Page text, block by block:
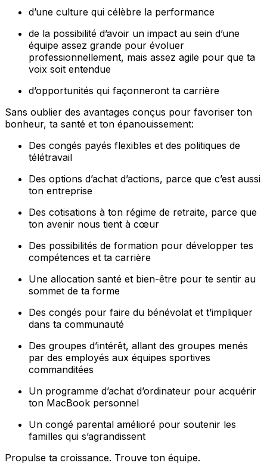
d’une culture qui célèbre la performance
de la possibilité d’avoir un impact au sein d’une
équipe assez grande pour évoluer
professionnellement, mais assez agile pour que ta
voix soit entendue
d’opportunités qui façonneront ta carrière
Sans oublier des avantages conçus pour favoriser ton
bonheur, ta santé et ton épanouissement:
Des congés payés flexibles et des politiques de
télétravail
Des options d’achat d’actions, parce que c’est aussi
ton entreprise
Des cotisations à ton régime de retraite, parce que
ton avenir nous tient à cœur
Des possibilités de formation pour développer tes
compétences et ta carrière
Une allocation santé et bien-être pour te sentir au
sommet de ta forme
Des congés pour faire du bénévolat et t’impliquer
dans ta communauté
Des groupes d’intérêt, allant des groupes menés
par des employés aux équipes sportives
commanditées
Un programme d’achat d’ordinateur pour acquérir
ton MacBook personnel
Un congé parental amélioré pour soutenir les
familles qui s’agrandissent
Propulse ta croissance. Trouve ton équipe.